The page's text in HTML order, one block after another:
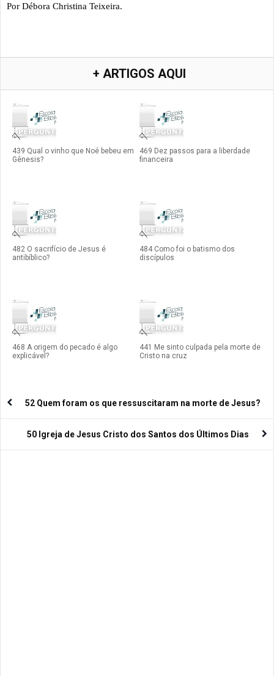
Por Débora Christina Teixeira.
+ ARTIGOS AQUI
439 Qual o vinho que Noé bebeu em
Gênesis?
469 Dez passos para a liberdade
financeira
482 O sacrifício de Jesus é
antibíblico?
484 Como foi o batismo dos
discípulos
468 A origem do pecado é algo
explicável?
441 Me sinto culpada pela morte de
Cristo na cruz
52 Quem foram os que ressuscitaram na morte de Jesus?
50 Igreja de Jesus Cristo dos Santos dos Últimos Dias